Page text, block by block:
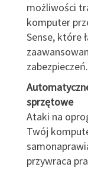
możliwości
komputer
Sense, które
zabezpieczeń.
sprzętowe
Ataki na
Twój
przywraca